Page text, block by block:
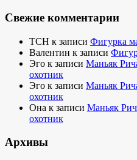
Свежие комментарии
TCH к записи Фигурка
Валентин к записи
Эго к записи Маньяк
охотник
Эго к записи Маньяк
охотник
Она к записи Маньяк
охотник
Архивы